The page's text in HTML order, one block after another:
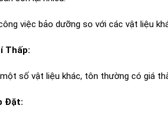
việc bảo dưỡng so với các vật liệu
Thấp:
số vật liệu khác, tôn thường có giá
Đặt: